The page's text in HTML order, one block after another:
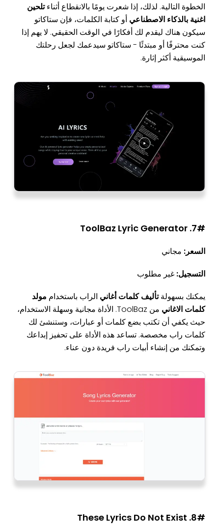
الخطوة التالية. لذلك، إذا شعرت يومًا بالانقطاع أثناءتلحين
اغنية بالذكاء الاصطناعي أو كتابة الكلمات، فإن ستاكاتو
سيكون هناك ليقدم لك أفكارًا في الوقت الحقيقي. لا يهم إذا
كنت محترفًا أو مبتدئًا - ستاكاتو سيدعمك لجعل رحلتك
الموسيقية أكثر إثارة.
7#. ToolBaz Lyric Generator
السعر: مجاني
التسجيل: غير مطلوب
يمكنك بسهولةتأليف كلمات أغاني الراب باستخدام مولد
كلمات الاغاني
من ToolBaz. الأداة مجانية وسهلة الاستخدام،
حيث يكفي أن تكتب بضع كلمات أو عبارات، وستنشئ لك
كلمات راب مخصصة. تساعد هذه الأداة على تحفيز إبداعك
وتمكنك من إنشاء أبيات راب فريدة دون عناء.
8#. These Lyrics Do Not Exist